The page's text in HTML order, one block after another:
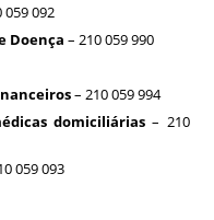
059 092
Doença – 210 059 990
– 210 059 994
domiciliárias– 210
059 093